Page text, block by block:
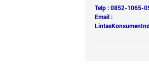
Telp : 0852-1065-
Email :